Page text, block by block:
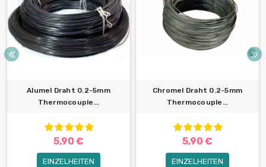
Alumel Draht 0.2-5mm
Thermocouple...
5,90 €
EINZELHEITEN
Chromel Draht 0.2-5mm
Thermocouple...
5,90 €
EINZELHEITEN